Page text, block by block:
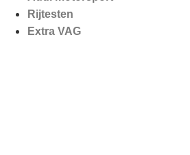
Rijtesten
Extra VAG